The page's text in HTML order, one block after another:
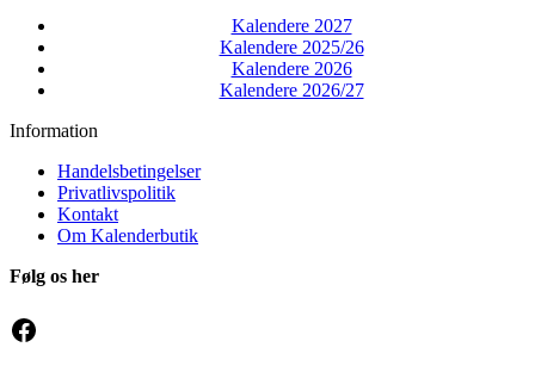
Kalendere 2027
Kalendere 2025/26
Kalendere 2026
Kalendere 2026/27
Information
Handelsbetingelser
Privatlivspolitik
Kontakt
Om Kalenderbutik
Følg os her
Facebook